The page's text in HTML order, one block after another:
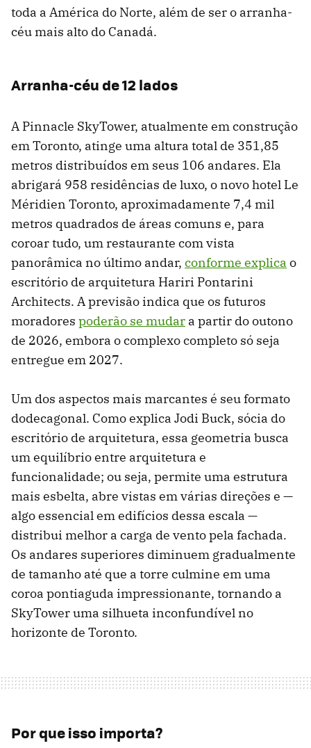
toda a América do Norte, além de ser o arranha-
céu mais alto do Canadá.
Arranha-céu de 12 lados
A Pinnacle SkyTower, atualmente em construção
em Toronto, atinge uma altura total de 351,85
metros distribuídos em seus 106 andares. Ela
abrigará 958 residências de luxo, o novo hotel Le
Méridien Toronto, aproximadamente 7,4 mil
metros quadrados de áreas comuns e, para
coroar tudo, um restaurante com vista
panorâmica no último andar, conforme explica o
escritório de arquitetura Hariri Pontarini
Architects. A previsão indica que os futuros
moradores poderão se mudar a partir do outono
de 2026, embora o complexo completo só seja
entregue em 2027.
Um dos aspectos mais marcantes é seu formato
dodecagonal. Como explica Jodi Buck, sócia do
escritório de arquitetura, essa geometria busca
um equilíbrio entre arquitetura e
funcionalidade; ou seja, permite uma estrutura
mais esbelta, abre vistas em várias direções e —
algo essencial em edifícios dessa escala —
distribui melhor a carga de vento pela fachada.
Os andares superiores diminuem gradualmente
de tamanho até que a torre culmine em uma
coroa pontiaguda impressionante, tornando a
SkyTower uma silhueta inconfundível no
horizonte de Toronto.
Por que isso importa?